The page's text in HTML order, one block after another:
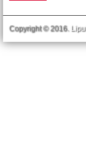
Copyright © 2016.